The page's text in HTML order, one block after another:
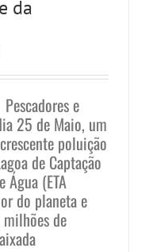
da
e
25 de Maio, um
poluição
de Captação
Água (ETA
do planeta e
de